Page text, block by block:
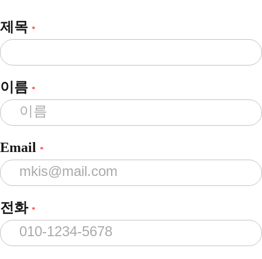
제목 *
이름 *
Email *
전화 *